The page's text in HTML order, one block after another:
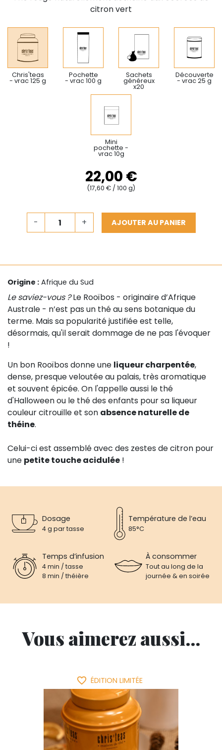
citron vert
Chris'teas
- vrac 125 g
Pochette
- vrac 100 g
Sachets
généreux
x20
Découverte
- vrac 25 g
Mini
pochette -
vrac 10g
22,00 €
(17,60 € / 100 g)
- + AJOUTER AU PANIER
Origine : Afrique du Sud
Le saviez-vous ?Le Rooïbos - originaire d’Afrique
Australe - n’est pas un thé au sens botanique du
terme. Mais sa popularité justifiée est telle,
désormais, qu'il serait dommage de ne pas l'évoquer
!
Un bon Rooïbos donne une liqueur charpentée,
dense, presque veloutée au palais, très aromatique
et souvent épicée. On l'appelle aussi le thé
d'Halloween ou le thé des enfants pour sa liqueur
couleur citrouille et son absence naturelle de
théine.
Celui-ci est assemblé avec des zestes de citron pour
une petite touche acidulée !
Dosage
4 g par tasse
Température de l’eau
85°C
Temps d’infusion
4 min / tasse
8 min / théière
À consommer
Tout au long de la
journée & en soirée
Vous aimerez aussi...
favorite_border ÉDITION LIMITÉE